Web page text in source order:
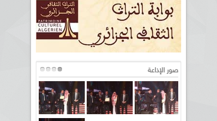
صور الإذاعة